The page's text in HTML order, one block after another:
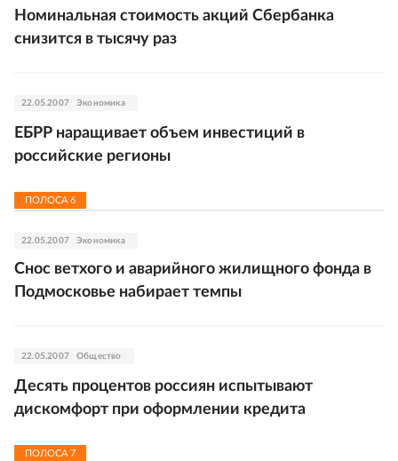
Номинальная стоимость акций Сбербанка
снизится в тысячу раз
22.05.2007 Экономика
ЕБРР наращивает объем инвестиций в
российские регионы
ПОЛОСА 6
22.05.2007 Экономика
Снос ветхого и аварийного жилищного фонда в
Подмосковье набирает темпы
22.05.2007 Общество
Десять процентов россиян испытывают
дискомфорт при оформлении кредита
ПОЛОСА 7